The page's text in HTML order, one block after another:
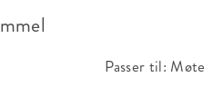
Passer til: Møte